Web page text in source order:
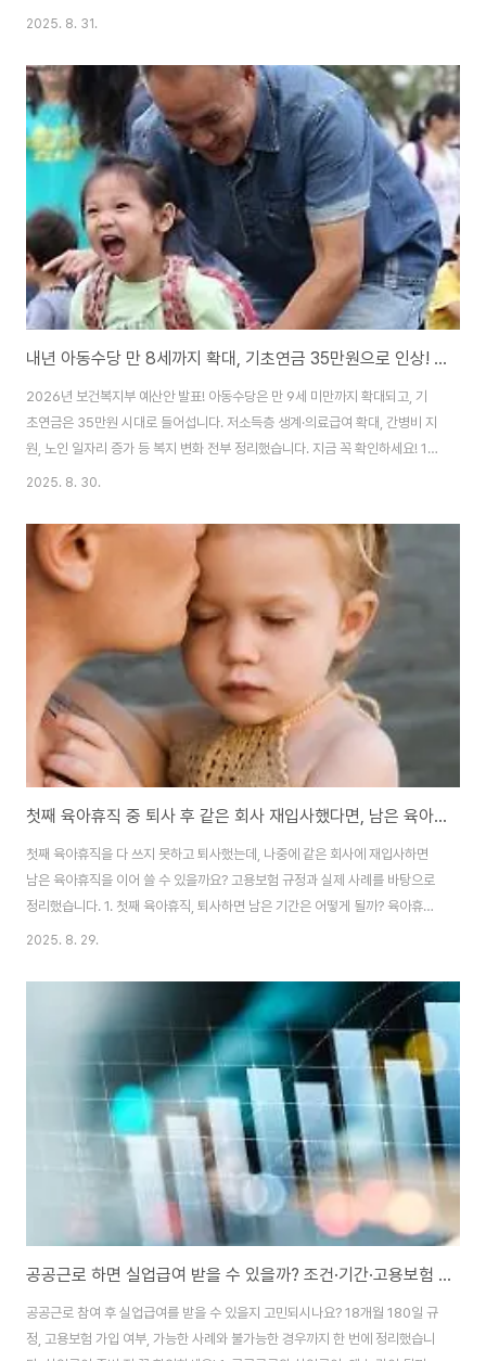
예산안, 생활 밀착형 지원 대폭 확대 기획재정부가 발표한 2026년도 예산안
소중립·미래 모빌리티 지원, 노동시간 단축, 군 장병 처우 개선, 청년·어르신 맞
춤 복지 등 다양한 정책이 신설·확대되었습니다.전체 예산은 1조5000억원에
서 1조6000억원으로 늘어나며, 교통·에너지·국방·복지 전반에 걸쳐 지원이 강
화됩니다. 2. 전기차 교체 시 최대 400만원 지원 전기차 보급 확대를 위해 내
2025. 8. 31.
내년 아동수당 만 8세까지 확대, 기초연금 35만원으로 인상! [2026년 예산안 완전정리]
2026년 보건복지부 예산안 발표! 아동수당은 만 9세 미만까지 확대되고, 기
초연금은 35만원 시대로 들어섭니다. 저소득층 생계·의료급여 확대, 간병비 지
원, 노인 일자리 증가 등 복지 변화 전부 정리했습니다. 지금 꼭 확인하세요! 1.
2026년 복지부 예산안 규모 보건복지부가 2026년도 예산안을 확정했습니
9.7% 증가했습니다.사회복지 분야: 약 118조원보건 분야: 약 19조원정부 전
체 예산(728조원) 대비 비중: 18.9%이번 예산안은 크게 다섯 가지 핵심 축으
로 짜여 있습니다.① 기본적 삶을 위한 안전망 강화② 저출산·고령화 대응③ 지
역·필수·공공의료 확충④ 의료인력 양성 및 정신건강 투자 확대⑤ AI 기..
2025. 8. 30.
첫째 육아휴직 중 퇴사 후 같은 회사 재입사했다면, 남은 육아휴직 사용할 수 있을까?
첫째 육아휴직을 다 쓰지 못하고 퇴사했는데, 나중에 같은 회사에 재입사하면
남은 육아휴직을 이어 쓸 수 있을까요? 고용보험 규정과 실제 사례를 바탕으로
정리했습니다. 1. 첫째 육아휴직, 퇴사하면 남은 기간은 어떻게 될까? 육아휴직
은 자녀 1명당 최대 12개월까지 사용할 수 있는 권리입니다.하지만 중요한 원
입니다.따라서 육아휴직 중간에 퇴사를 하게 되면, 남은 육아휴직 기간은 자동
으로 소멸됩니다.즉, 더 이상 그 자녀 기준으로 휴직을 이어갈 수 없습니다. 2.
같은 회사 재입사 시, 남은 육아휴직을 이어갈 수 있을까? 많은 분들이 “다시
같은 회사에 재입사했으니 예전에 못 쓴 육아휴직을 이어서 쓸 수 있지 않을
2025. 8. 29.
공공근로 하면 실업급여 받을 수 있을까? 조건·기간·고용보험 가입 여부 총정리
공공근로 참여 후 실업급여를 받을 수 있을지 고민되시나요? 18개월 180일 규
정, 고용보험 가입 여부, 가능한 사례와 불가능한 경우까지 한 번에 정리했습니